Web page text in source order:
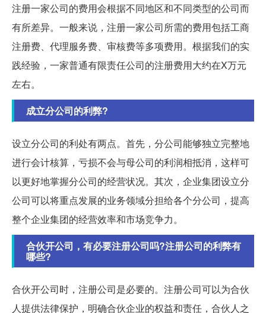
注册一家公司的费用会根据不同地区和不同类型的公司而
有所差异。一般来说，注册一家公司所需的费用包括工商
注册费、代理服务费、审核费等多项费用。根据我们的实
践经验，一家普通有限责任公司的注册费用大约在X万元
左右。
成立分公司的利弊?
设立分公司的利处有两点。首先，分公司能够独立完整地
进行会计核算，亏损不会与母公司的利润相抵消，这样可
以更好地掌握分公司的经营状况。其次，企业集团设立分
公司可以将重点发展的业务领域分担给各个分公司，提高
整个企业集团的经营效率和市场竞争力。
合伙开公司，有必要注册公司吗?注册公司的利弊有
哪些?
合伙开公司时，注册公司是必要的。注册公司可以为合伙
人提供法律保护，明确合伙企业的权益和责任，合伙人之